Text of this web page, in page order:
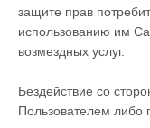
защите прав
использованию им
возмездных услуг.
Бездействие со
Пользователем либо